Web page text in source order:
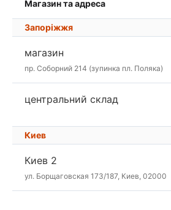
Магазин та адреса
Запоріжжя
магазин
пр. Соборний 214 (зупинка пл. Поляка)
центральний склад
Киев
Киев 2
ул. Борщаговская 173/187, Киев, 02000